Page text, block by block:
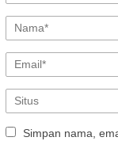
Simpan nama,